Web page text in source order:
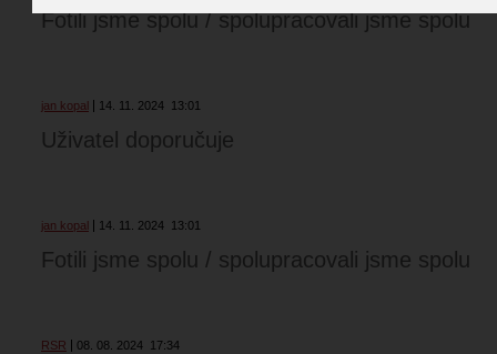
Fotili jsme spolu / spolupracovali jsme spolu
jan kopal 14. 11. 2024 13:01
Uživatel doporučuje
jan kopal 14. 11. 2024 13:01
Fotili jsme spolu / spolupracovali jsme spolu
RSR 08. 08. 2024 17:34